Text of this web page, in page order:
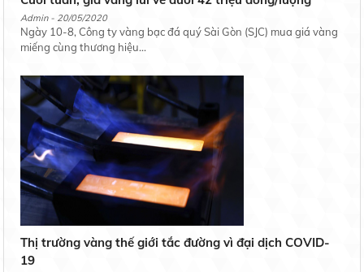
Admin - 20/05/2020
Ngày 10-8, Công ty vàng bạc đá quý Sài Gòn (SJC) mua giá vàng
miếng cùng thương hiệu...
Thị trường vàng thế giới tắc đường vì đại dịch COVID-
19